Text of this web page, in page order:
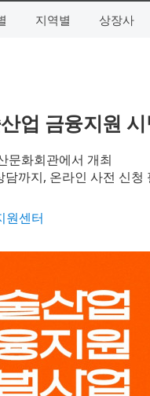
지역별 상장사
업 금융지원
문화회관에서 개최
담까지, 온라인 사전 신청
원센터